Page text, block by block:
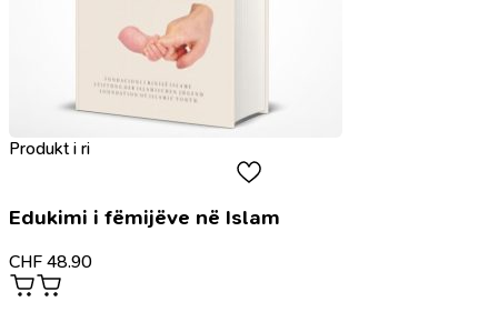
Produkt i ri
Edukimi i fëmijëve në Islam
CHF 48.90